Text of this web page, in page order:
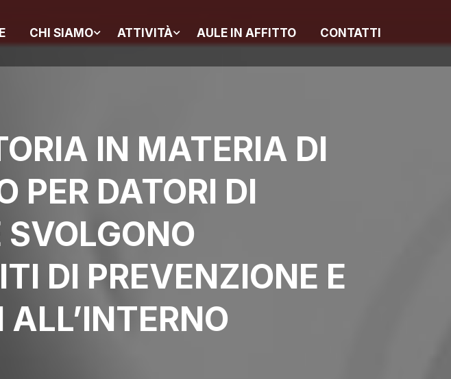
CHI SIAMO ATTIVITÀ AULE IN AFFITTO CONTATTI
IN MATERIA DI
PER DATORI DI
DI PREVENZIONE E